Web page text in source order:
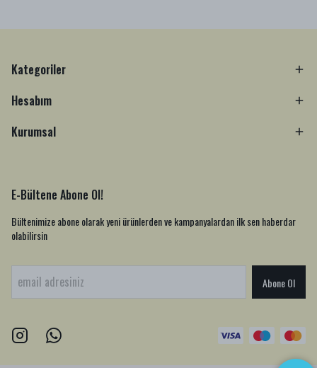
Kategoriler
Hesabım
Kurumsal
E-Bültene Abone Ol!
Bültenimize abone olarak yeni ürünlerden ve kampanyalardan ilk sen haberdar
olabilirsin
Abone Ol